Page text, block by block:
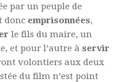
par un peuple de
donc emprisonnées,
le fils du maire, un
et pour l’autre à servir
volontiers aux deux
du film n’est point